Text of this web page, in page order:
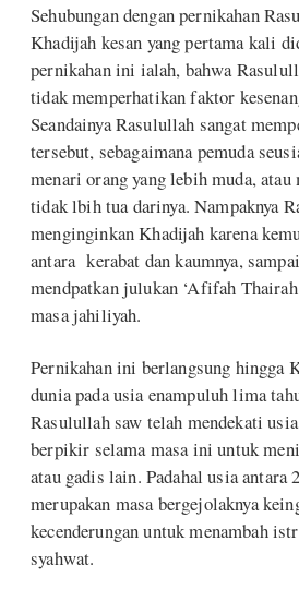
Sehubungan dengan pernikahan
Khadijah kesan yang pertama kali
pernikahan ini ialah, bahwa
tidak memperhatikan faktor
Seandainya Rasulullah sangat
tersebut, sebagaimana pemuda
menari orang yang lebih muda,
tidak lbih tua darinya. Nampaknya
menginginkan Khadijah karena
antara kerabat dan kaumnya,
mendpatkan julukan ‘Afifah
masa jahiliyah.
Pernikahan ini berlangsung hingga
dunia pada usia enampuluh lima
Rasulullah saw telah mendekati
berpikir selama masa ini untuk
atau gadis lain. Padahal usia antara
merupakan masa bergejolaknya
kecenderungan untuk menambah
syahwat.